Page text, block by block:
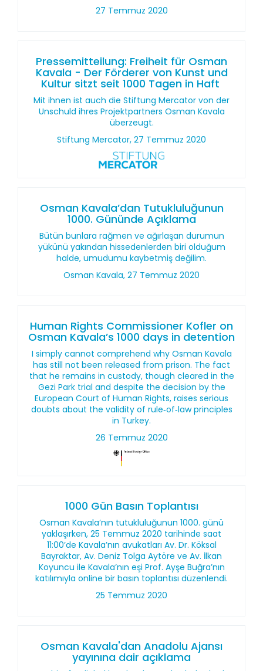
27 Temmuz 2020
Pressemitteilung: Freiheit für Osman
Kavala - Der Förderer von Kunst und
Kultur sitzt seit 1000 Tagen in Haft
Mit ihnen ist auch die Stiftung Mercator von der
Unschuld ihres Projektpartners Osman Kavala
überzeugt.
Stiftung Mercator, 27 Temmuz 2020
Osman Kavala’dan Tutukluluğunun
1000. Gününde Açıklama
Bütün bunlara rağmen ve ağırlaşan durumun
yükünü yakından hissedenlerden biri olduğum
halde, umudumu kaybetmiş değilim.
Osman Kavala, 27 Temmuz 2020
Human Rights Commissioner Kofler on
Osman Kavala’s 1000 days in detention
I simply cannot comprehend why Osman Kavala
has still not been released from prison. The fact
that he remains in custody, though cleared in the
Gezi Park trial and despite the decision by the
European Court of Human Rights, raises serious
doubts about the validity of rule‑of‑law principles
in Turkey.
26 Temmuz 2020
1000 Gün Basın Toplantısı
Osman Kavala’nın tutukluluğunun 1000. günü
yaklaşırken, 25 Temmuz 2020 tarihinde saat
11:00’de Kavala’nın avukatları Av. Dr. Köksal
Bayraktar, Av. Deniz Tolga Aytöre ve Av. İlkan
Koyuncu ile Kavala’nın eşi Prof. Ayşe Buğra’nın
katılımıyla online bir basın toplantısı düzenlendi.
25 Temmuz 2020
Osman Kavala'dan Anadolu Ajansı
yayınına dair açıklama